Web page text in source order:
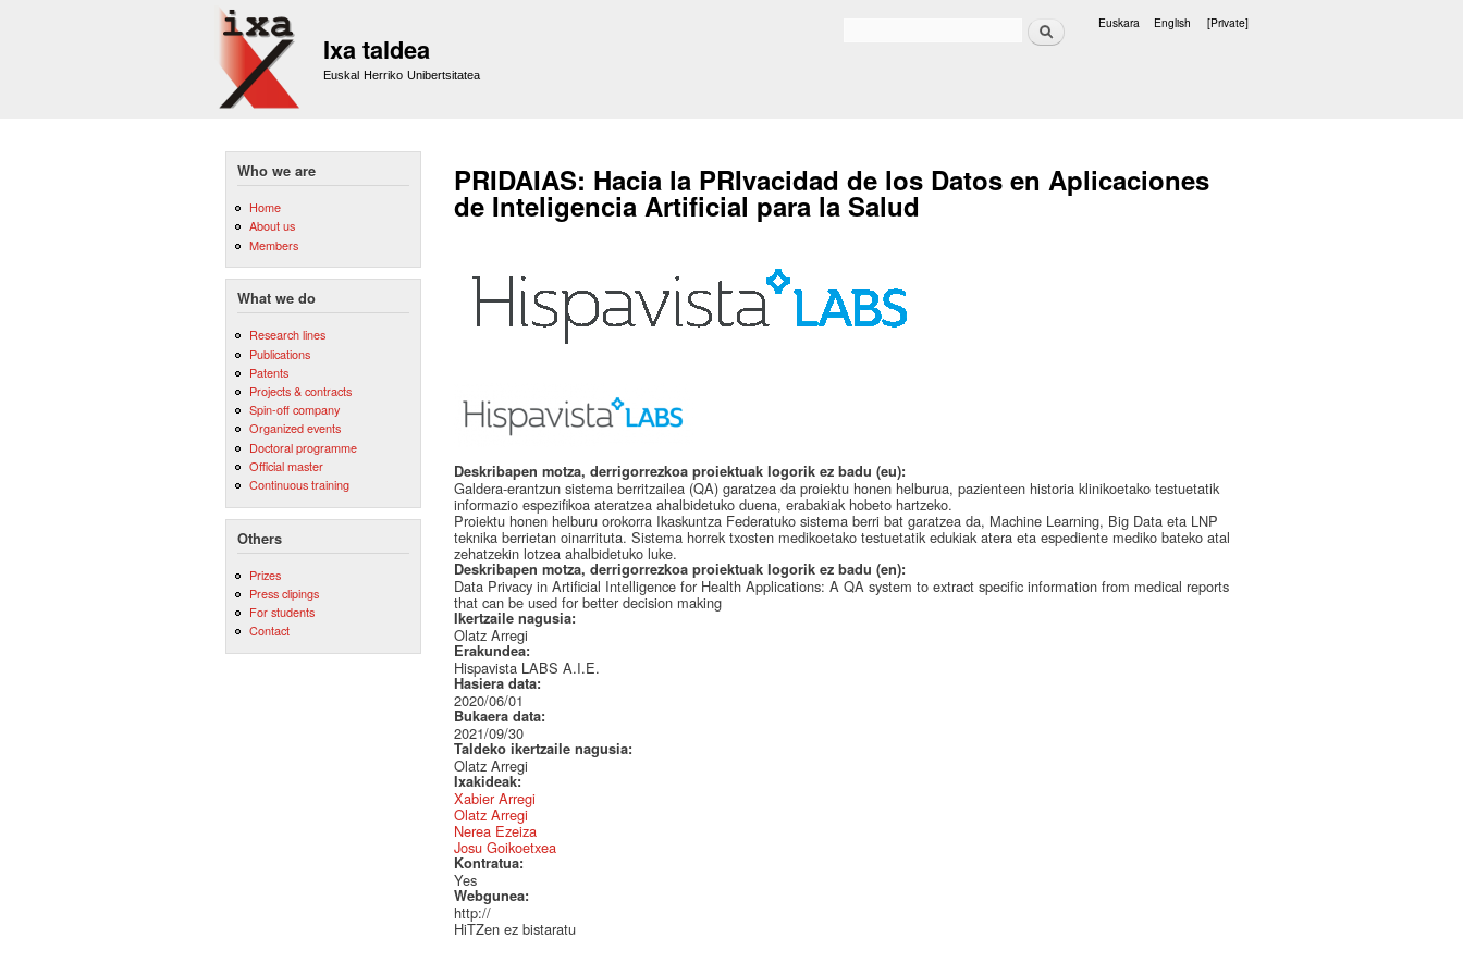
Ixa taldea
Euskal Herriko Unibertsitatea
Search Euskara English [Private]
Who we are
Home
About us
Members
What we do
Research lines
Publications
Patents
Projects & contracts
Spin-off company
Organized events
Doctoral programme
Official master
Continuous training
Others
Prizes
Press clipings
For students
Contact
PRIDAIAS: Hacia la PRIvacidad de los Datos en Aplicaciones
de Inteligencia Artificial para la Salud
Deskribapen motza, derrigorrezkoa proiektuak logorik ez badu (eu):
Galdera-erantzun sistema berritzailea (QA) garatzea da proiektu honen helburua, pazienteen historia klinikoetako testuetatik
informazio espezifikoa ateratzea ahalbidetuko duena, erabakiak hobeto hartzeko.
Proiektu honen helburu orokorra Ikaskuntza Federatuko sistema berri bat garatzea da, Machine Learning, Big Data eta LNP
teknika berrietan oinarrituta. Sistema horrek txosten medikoetako testuetatik edukiak atera eta espediente mediko bateko atal
zehatzekin lotzea ahalbidetuko luke.
Deskribapen motza, derrigorrezkoa proiektuak logorik ez badu (en):
Data Privacy in Artificial Intelligence for Health Applications: A QA system to extract specific information from medical reports
that can be used for better decision making
Ikertzaile nagusia:
Olatz Arregi
Erakundea:
Hispavista LABS A.I.E.
Hasiera data:
2020/06/01
Bukaera data:
2021/09/30
Taldeko ikertzaile nagusia:
Olatz Arregi
Ixakideak:
Xabier Arregi
Olatz Arregi
Nerea Ezeiza
Josu Goikoetxea
Kontratua:
Yes
Webgunea:
http://
HiTZen ez bistaratu